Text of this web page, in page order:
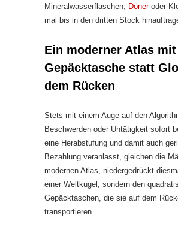
Mineralwasserflaschen,
Döneroder
mal bis in den dritten Stock
Ein moderner Atlas mit
Gepäcktasche statt
dem Rücken
Stets mit einem Auge auf den
Beschwerden oder Untätigkeit sofort
eine Herabstufung und damit auch
Bezahlung veranlasst, gleichen die
modernen Atlas, niedergedrückt
einer Weltkugel, sondern den
Gepäcktaschen, die sie auf dem
transportieren.